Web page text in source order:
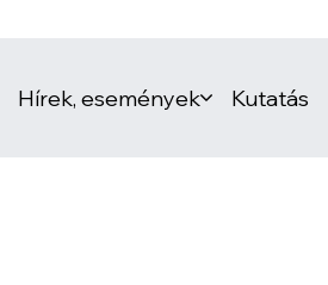
Hírek, események Kutatás